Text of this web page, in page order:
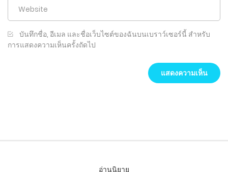
บันทึกชื่อ, อีเมล และชื่อเว็บไซต์ของฉันบนเบราว์เซอร์นี้ สำหรับ
การแสดงความเห็นครั้งถัดไป
อ่านนิยาย